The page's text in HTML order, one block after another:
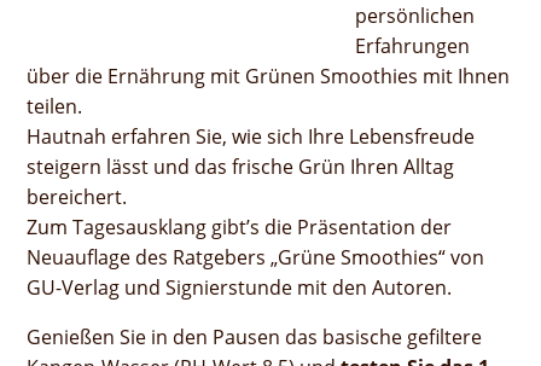
persönlichen
Erfahrungen
über die Ernährung mit Grünen Smoothies mit Ihnen
teilen.
Hautnah erfahren Sie, wie sich Ihre Lebensfreude
steigern lässt und das frische Grün Ihren Alltag
bereichert.
Zum Tagesausklang gibt’s die Präsentation der
Neuauflage des Ratgebers „Grüne Smoothies“ von
GU-Verlag und Signierstunde mit den Autoren.
Genießen Sie in den Pausen das basische gefiltere